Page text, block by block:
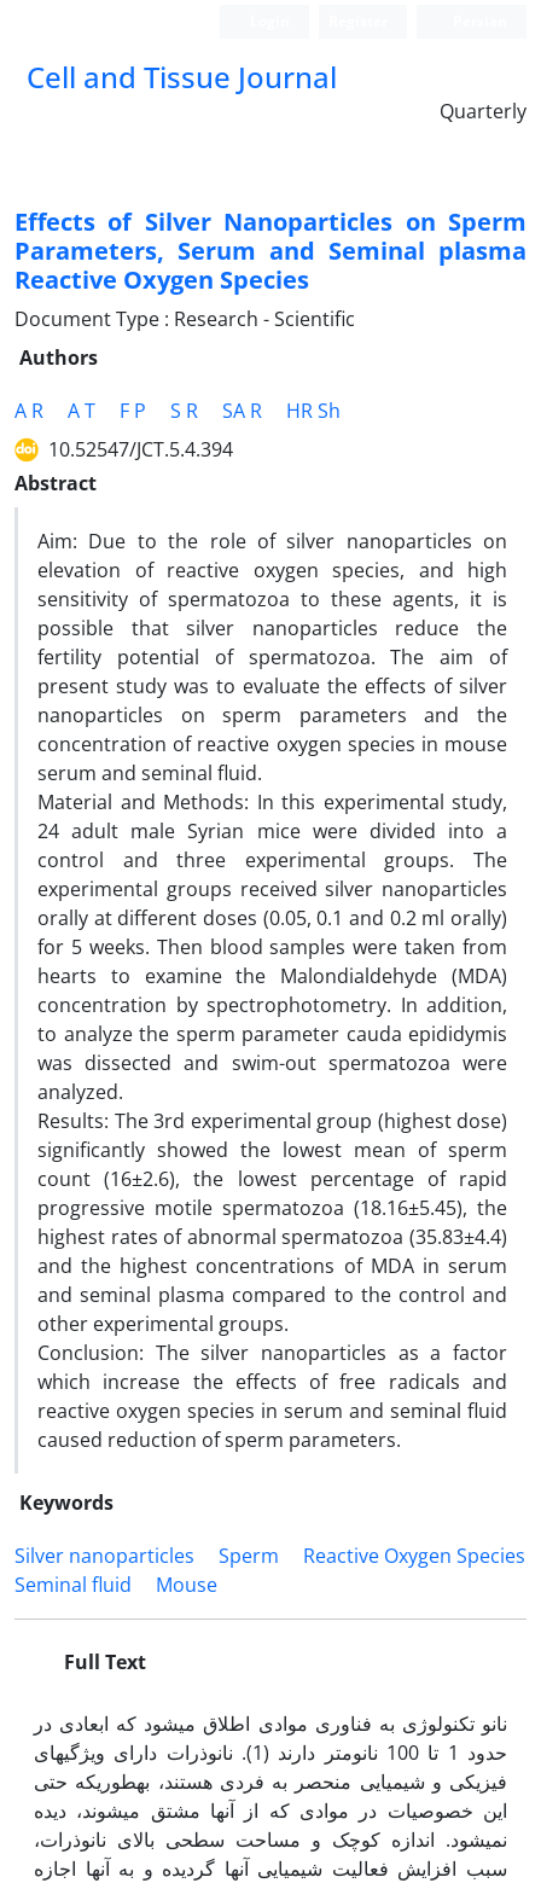
Cell and Tissue Journal
Quarterly
Effects of Silver Nanoparticles on Sperm
Parameters, Serum and Seminal plasma
Reactive Oxygen Species
Document Type : Research - Scientific
Authors
A R
A T F P S R SA R
HR Sh
10.52547/JCT.5.4.394
Abstract
Aim: Due to the role of silver nanoparticles on
elevation of reactive oxygen species, and high
sensitivity of spermatozoa to these agents, it is
possible that silver nanoparticles reduce the
fertility potential of spermatozoa. The aim of
present study was to evaluate the effects of silver
nanoparticles on sperm parameters and the
concentration of reactive oxygen species in mouse
serum and seminal fluid.
Material and Methods: In this experimental study,
24 adult male Syrian mice were divided into a
control and three experimental groups. The
experimental groups received silver nanoparticles
orally at different doses (0.05, 0.1 and 0.2 ml orally)
for 5 weeks. Then blood samples were taken from
hearts to examine the Malondialdehyde (MDA)
concentration by spectrophotometry. In addition,
to analyze the sperm parameter cauda epididymis
was dissected and swim-out spermatozoa were
analyzed.
Results: The 3rd experimental group (highest dose)
significantly showed the lowest mean of sperm
count (16±2.6), the lowest percentage of rapid
progressive motile spermatozoa (18.16±5.45), the
highest rates of abnormal spermatozoa (35.83±4.4)
and the highest concentrations of MDA in serum
and seminal plasma compared to the control and
other experimental groups.
Conclusion: The silver nanoparticles as a factor
which increase the effects of free radicals and
reactive oxygen species in serum and seminal fluid
caused reduction of sperm parameters.
Keywords
Silver nanoparticles
Sperm
Reactive Oxygen Species
Seminal fluid
Mouse
Full Text
نانو تکنولوژی به فناوری موادی اطلاق می‏شود که ابعادی در
حدود 1 تا 100 نانومتر دارند (1). نانوذرات دارای ویژگی‏های
فیزیکی و شیمیایی منحصر به فردی هستند، به‏طوری‏که حتی
این خصوصیات در موادی که از آن‏ها مشتق می‏شوند، دیده
نمی‏شود. اندازه کوچک و مساحت سطحی بالای نانوذرات،
سبب افزایش فعالیت شیمیایی آن‏ها گردیده و به آن‏ها اجازه